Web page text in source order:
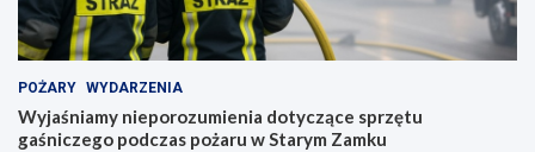
POŻARY WYDARZENIA
Wyjaśniamy nieporozumienia dotyczące sprzętu
gaśniczego podczas pożaru w Starym Zamku